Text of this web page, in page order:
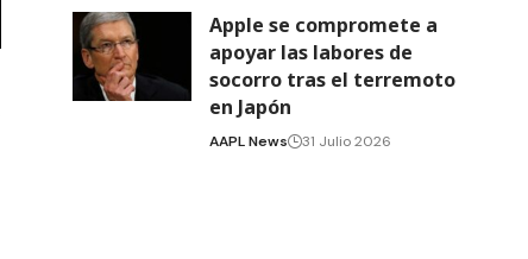
Apple se compromete a
apoyar las labores de
socorro tras el terremoto
en Japón
AAPL News 31 Julio 2026